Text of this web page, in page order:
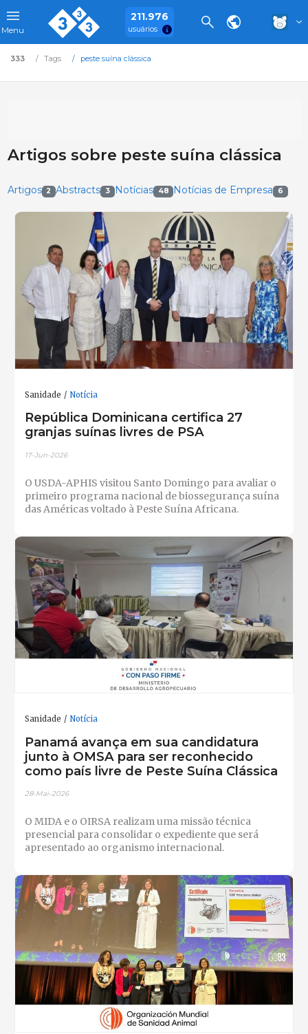
Menu
211.976
usuários
333 Tags peste suína clássica
Artigos sobre peste suína clássica
Artigos 2 Abstracts 3 Notícias 48 Notícias de Empresa 6
Sanidade Notícia
República Dominicana certifica 27
granjas suínas livres de PSA
17-Jun-2026
O USDA-APHIS visitou Santo Domingo para avaliar o
primeiro programa nacional de biossegurança suína
das Américas voltado à Peste Suína Africana.
Sanidade Notícia
Panamá avança em sua candidatura
junto à OMSA para ser reconhecido
como país livre de Peste Suína Clássica
28-Mai-2026
O MIDA e o OIRSA realizam uma missão técnica
presencial para consolidar o expediente que será
apresentado ao organismo internacional.